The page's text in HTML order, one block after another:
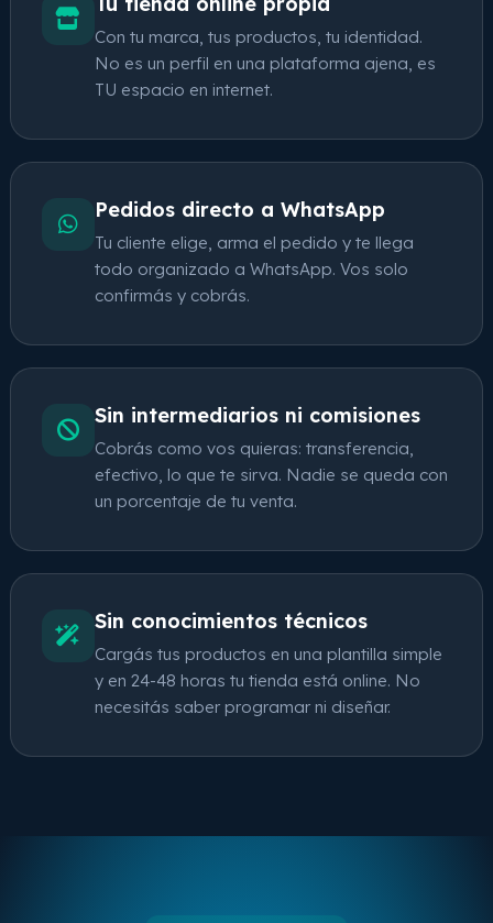
Con tu marca, tus productos, tu identidad.
No es un perfil en una plataforma ajena, es
TU espacio en internet.
Pedidos directo a WhatsApp
Tu cliente elige, arma el pedido y te llega
todo organizado a WhatsApp. Vos solo
confirmás y cobrás.
Sin intermediarios ni comisiones
Cobrás como vos quieras: transferencia,
efectivo, lo que te sirva. Nadie se queda con
un porcentaje de tu venta.
Sin conocimientos técnicos
Cargás tus productos en una plantilla simple
y en 24-48 horas tu tienda está online. No
necesitás saber programar ni diseñar.